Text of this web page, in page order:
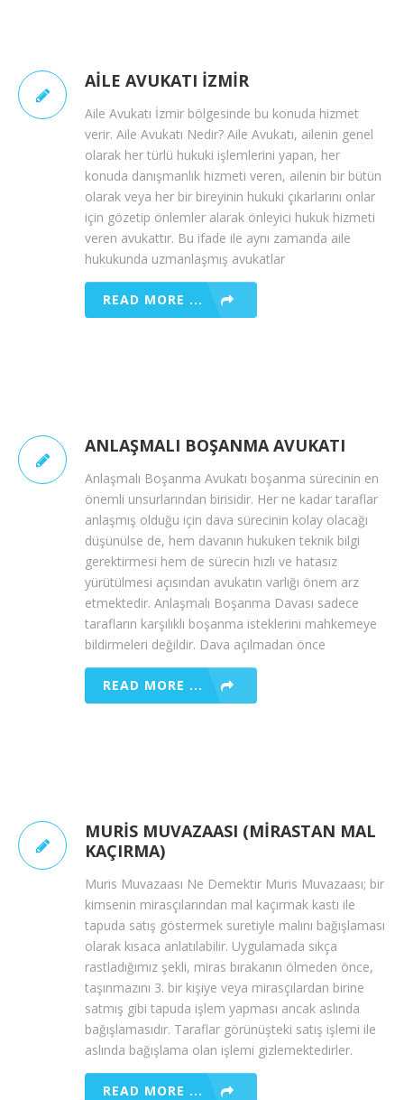
AILE AVUKATI İZMIR
Aile Avukatı İzmir bölgesinde bu konuda hizmet
verir. Aile Avukatı Nedir? Aile Avukatı, ailenin genel
olarak her türlü hukuki işlemlerini yapan, her
konuda danışmanlık hizmeti veren, ailenin bir bütün
olarak veya her bir bireyinin hukuki çıkarlarını onlar
için gözetip önlemler alarak önleyici hukuk hizmeti
veren avukattır. Bu ifade ile aynı zamanda aile
hukukunda uzmanlaşmış avukatlar
READ MORE ...
ANLAŞMALI BOŞANMA AVUKATI
Anlaşmalı Boşanma Avukatı boşanma sürecinin en
önemli unsurlarından birisidir. Her ne kadar taraflar
anlaşmış olduğu için dava sürecinin kolay olacağı
düşünülse de, hem davanın hukuken teknik bilgi
gerektirmesi hem de sürecin hızlı ve hatasız
yürütülmesi açısından avukatın varlığı önem arz
etmektedir. Anlaşmalı Boşanma Davası sadece
tarafların karşılıklı boşanma isteklerini mahkemeye
bildirmeleri değildir. Dava açılmadan önce
READ MORE ...
MURIS MUVAZAASI (MIRASTAN MAL
KAÇIRMA)
Muris Muvazaası Ne Demektir Muris Muvazaası; bir
kimsenin mirasçılarından mal kaçırmak kastı ile
tapuda satış göstermek suretiyle malını bağışlaması
olarak kısaca anlatılabilir. Uygulamada sıkça
rastladığımız şekli, miras bırakanın ölmeden önce,
taşınmazını 3. bir kişiye veya mirasçılardan birine
satmış gibi tapuda işlem yapması ancak aslında
bağışlamasıdır. Taraflar görünüşteki satış işlemi ile
aslında bağışlama olan işlemi gizlemektedirler.
READ MORE ...